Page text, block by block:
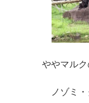
ややマル
ノゾミ